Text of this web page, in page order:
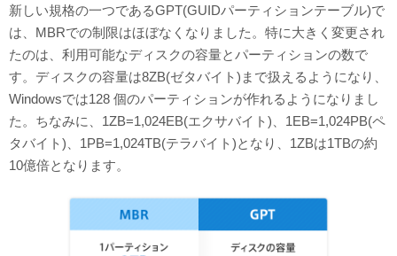
新しい規格の一つであるGPT(GUIDパーティションテーブル)で
は、MBRでの制限はほぼなくなりました。特に大きく変更され
たのは、利用可能なディスクの容量とパーティションの数で
す。ディスクの容量は8ZB(ゼタバイト)まで扱えるようになり、
Windowsでは128 個のパーティションが作れるようになりまし
た。ちなみに、1ZB=1,024EB(エクサバイト)、1EB=1,024PB(ペ
タバイト)、1PB=1,024TB(テラバイト)となり、1ZBは1TBの約
10億倍となります。